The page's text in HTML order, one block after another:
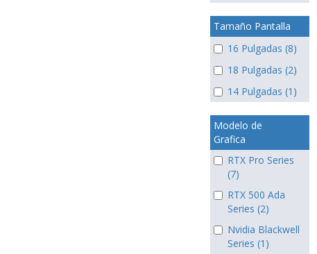
Tamaño Pantalla
16 Pulgadas (8)
18 Pulgadas (2)
14 Pulgadas (1)
Modelo de
Grafica
RTX Pro Series
(7)
RTX 500 Ada
Series (2)
Nvidia Blackwell
Series (1)